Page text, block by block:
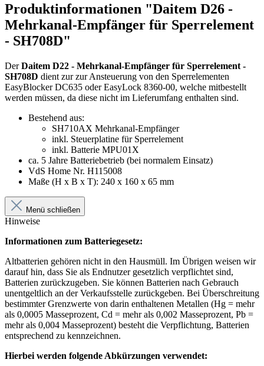
Produktinformationen "Daitem D26 -
Mehrkanal-Empfänger für Sperrelement
- SH708D"
DerDaitem D22 - Mehrkanal-Empfänger für Sperrelement -
SH708D dient zur zur Ansteuerung von den Sperrelementen
EasyBlocker DC635 oder EasyLock 8360-00, welche mitbestellt
werden müssen, da diese nicht im Lieferumfang enthalten sind.
Bestehend aus:
SH710AX Mehrkanal-Empfänger
inkl. Steuerplatine für Sperrelement
inkl. Batterie MPU01X
ca. 5 Jahre Batteriebetrieb (bei normalem Einsatz)
VdS Home Nr. H115008
Maße (H x B x T): 240 x 160 x 65 mm
Menü schließen
Hinweise
Informationen zum Batteriegesetz:
Altbatterien gehören nicht in den Hausmüll. Im Übrigen weisen wir
darauf hin, dass Sie als Endnutzer gesetzlich verpflichtet sind,
Batterien zurückzugeben. Sie können Batterien nach Gebrauch
unentgeltlich an der Verkaufsstelle zurückgeben. Bei Überschreitung
bestimmter Grenzwerte von darin enthaltenen Metallen (Hg = mehr
als 0,0005 Masseprozent, Cd = mehr als 0,002 Masseprozent, Pb =
mehr als 0,004 Masseprozent) besteht die Verpflichtung, Batterien
entsprechend zu kennzeichnen.
Hierbei werden folgende Abkürzungen verwendet: